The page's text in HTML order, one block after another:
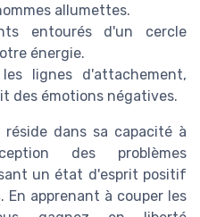
allumettes.
entourés d'un cercle
énergie.
lignes d'attachement,
des émotions négatives.
dans sa capacité à
des problèmes
un état d'esprit positif
. En apprenant à couper les